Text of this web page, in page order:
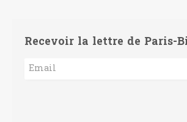
Recevoir la lettre de Paris-